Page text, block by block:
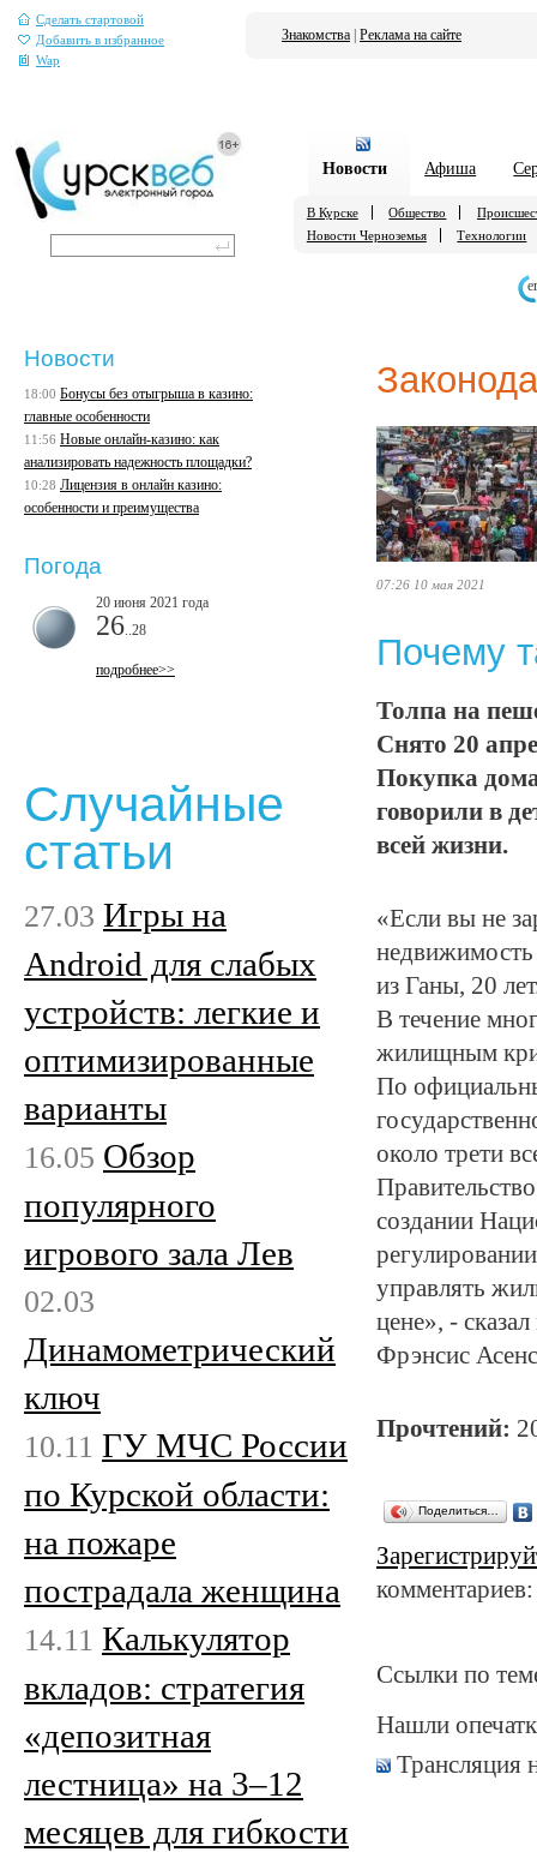
Сделать стартовой
Добавить в избранное
Wap
Знакомства Реклама на сайте
Новости Афиша
В Курске Общество
Новости Черноземья
Технологии
07:26 10 мая 2021
Почему
Толпа на
Снято 20
Покупка
говорили в
всей жизни.
«Если вы не
недвижимость
из Ганы, 20
В течение
жилищным
По
около трети
создании
управлять
цене», -
Фрэнсис
Прочтений:
Поделиться…
Ссылки по
Нашли
Трансляция
Новости
18:00 Бонусы без отыгрыша в казино:
главные особенности
11:56 Новые онлайн-казино: как
анализировать надежность площадки?
10:28 Лицензия в онлайн казино:
особенности и преимущества
Погода
20 июня 2021 года
26 ..28
подробнее>>
Случайные
статьи
27.03 Игры на
Android для слабых
устройств: легкие и
оптимизированные
варианты
16.05 Обзор
популярного
игрового зала Лев
02.03
Динамометрический
ключ
10.11 ГУ МЧС России
по Курской области:
на пожаре
пострадала женщина
14.11 Калькулятор
вкладов: стратегия
«депозитная
лестница» на 3–12
месяцев для гибкости